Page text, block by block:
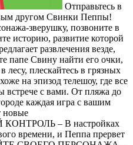
Отправьтесь в
другом Свинки Пеппы!
зверушку, позвоните в
историю, развитие которой
развлечения везде,
папе Свину найти его очки,
плескайтесь в грязных
на эпизод телешоу, где все
с вами. От пляжа до
каждая игра с вашим
новые
– В настройках
времени, и Пеппа прервет